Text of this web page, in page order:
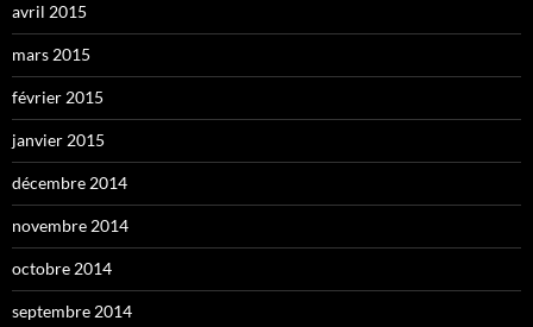
avril 2015
mars 2015
février 2015
janvier 2015
décembre 2014
novembre 2014
octobre 2014
septembre 2014